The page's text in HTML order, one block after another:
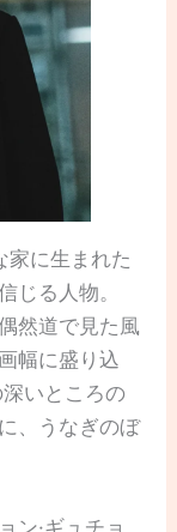
家に生まれた
じる人物。
然道で見た風
幅に盛り込
いところの
、うなぎのぼ